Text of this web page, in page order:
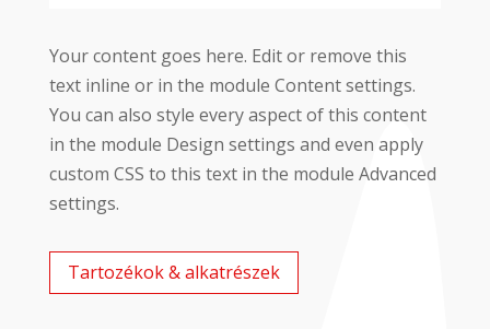
Your content goes here. Edit or remove this
text inline or in the module Content settings.
You can also style every aspect of this content
in the module Design settings and even apply
custom CSS to this text in the module Advanced
settings.
Tartozékok & alkatrészek